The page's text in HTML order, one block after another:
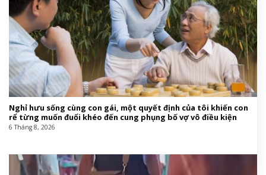
Nghỉ hưu sống cùng con gái, một quyết định của tôi khiến con
rể từng muốn đuổi khéo đến cung phụng bố vợ vô điều kiện
6 Tháng 8, 2026